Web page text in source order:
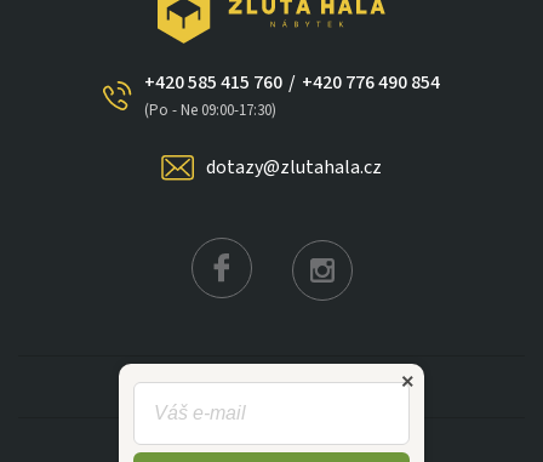
+420 585 415 760
(Po - Ne 09:00-17:30)
/ +420 776 490 854
dotazy@zlutahala.cz
KATEGORIE
INFORMACE